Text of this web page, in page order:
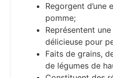
Regorgent d’une
pomme;
Représentent
délicieuse pour
Faits de grains,
de légumes de